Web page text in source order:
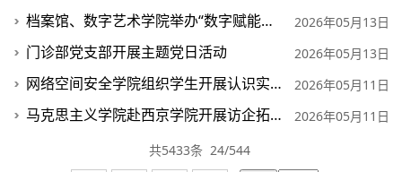
档案馆、数字艺术学院举办“数字赋能校史档案 科技赓续西邮情怀”主题数字互动体验... 2026年05月13日
门诊部党支部开展主题党日活动 2026年05月13日
网络空间安全学院组织学生开展认识实习 2026年05月11日
马克思主义学院赴西京学院开展访企拓岗活动
2026年05月11日
共5433条 24/544